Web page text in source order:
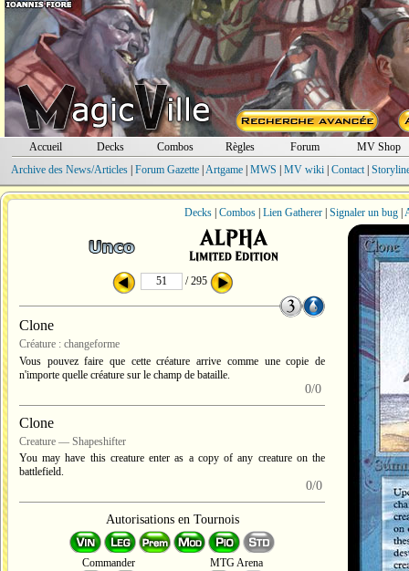
Accueil Decks Combos Règles Forum
MV Shop
Archive des News/Articles| Forum Gazette| Artgame| MWS MV wiki| Contact|
Decks Combos Lien Gatherer Signaler un bug
/ 295
Clone
Créature : changeforme
Vous pouvez faire que cette créature arrive comme une copie de
n'importe quelle créature sur le champ de bataille.
0/0
Clone
Creature — Shapeshifter
You may have this creature enter as a copy of any creature on the
battlefield.
0/0
Autorisations en Tournois
Commander MTG Arena